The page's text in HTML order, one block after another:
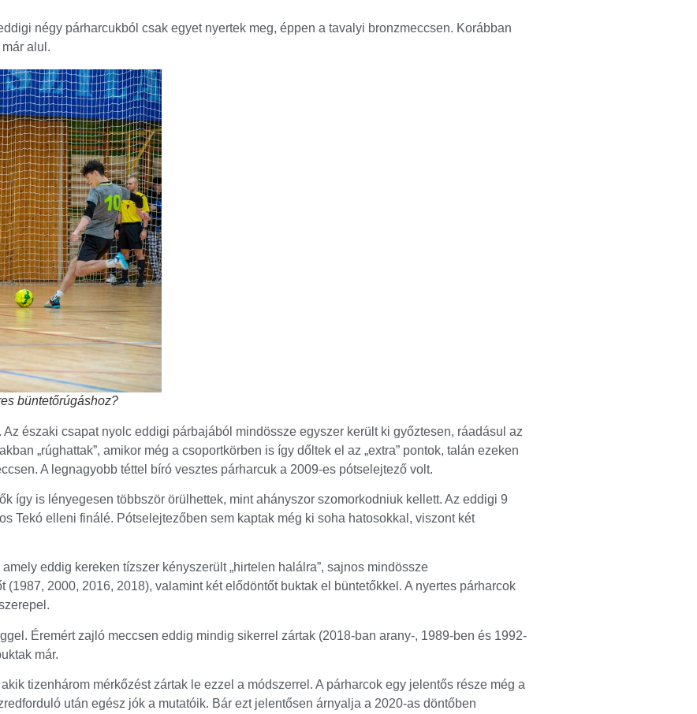
négy párharcukból csak egyet nyertek meg, éppen a tavalyi bronzmeccsen. Korábban
alul.
büntetőrúgáshoz?
északi csapat nyolc eddigi párbajából mindössze egyszer került ki győztesen, ráadásul az
„rúghattak”, amikor még a csoportkörben is így dőltek el az „extra” pontok, talán ezeken
A legnagyobb téttel bíró vesztes párharcuk a 2009-es pótselejtező volt.
így is lényegesen többször örülhettek, mint ahányszor szomorkodniuk kellett. Az eddigi 9
Tekó elleni finálé. Pótselejtezőben sem kaptak még ki soha hatosokkal, viszont két
eddig kereken tízszer kényszerült „hirtelen halálra”, sajnos mindössze
2000, 2016, 2018), valamint két elődöntőt buktak el büntetőkkel. A nyertes párharcok
Éremért zajló meccsen eddig mindig sikerrel zártak (2018-ban arany-, 1989-ben és 1992-
már.
tizenhárom mérkőzést zártak le ezzel a módszerrel. A párharcok egy jelentős része még a
után egész jók a mutatóik. Bár ezt jelentősen árnyalja a 2020-as döntőben